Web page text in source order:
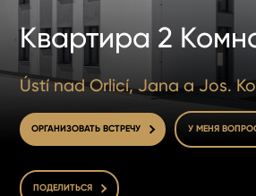
Квартира 2
Ústí nad Orlicí, Jana a Jos.
ОРГАНИЗОВАТЬ ВСТРЕЧУ У МЕНЯ
ПОДЕЛИТЬСЯ